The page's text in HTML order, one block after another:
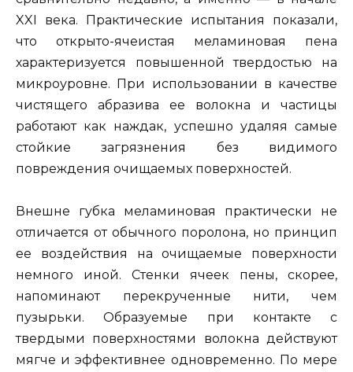
XXI века. Практические испытания показали,
что открыто-ячеистая меламиновая пена
характеризуется повышенной твердостью на
микроуровне. При использовании в качестве
чистящего абразива ее волокна и частицы
работают как наждак, успешно удаляя самые
стойкие загрязнения без видимого
повреждения очищаемых поверхностей.
Внешне губка меламиновая практически не
отличается от обычного поролона, но принцип
ее воздействия на очищаемые поверхности
немного иной. Стенки ячеек пены, скорее,
напоминают перекрученные нити, чем
пузырьки. Образуемые при контакте с
твердыми поверхностями волокна действуют
мягче и эффективнее одновременно. По мере